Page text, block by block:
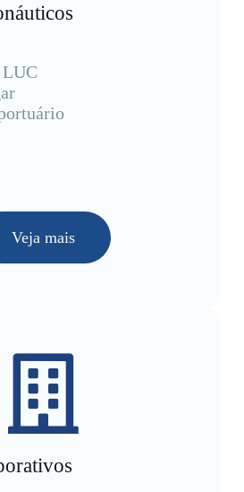
LUC
Veja mais